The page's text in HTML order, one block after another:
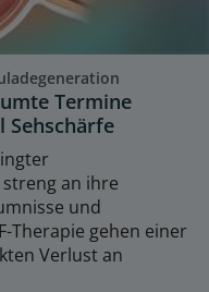
Termine
Sehschärfe
an ihre
und
Therapie gehen einer
Verlust an